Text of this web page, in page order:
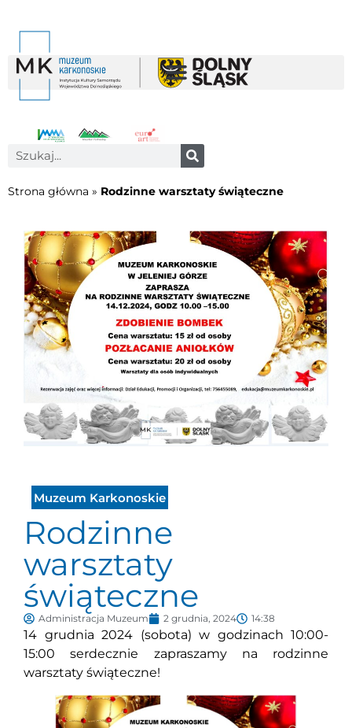
Strona główna » Rodzinne warsztaty świąteczne
Muzeum Karkonoskie
Rodzinne
warsztaty
świąteczne
Administracja Muzeum 2 grudnia, 2024 14:38
14 grudnia 2024 (sobota) w godzinach 10:00-
15:00 serdecznie zapraszamy na rodzinne
warsztaty świąteczne!